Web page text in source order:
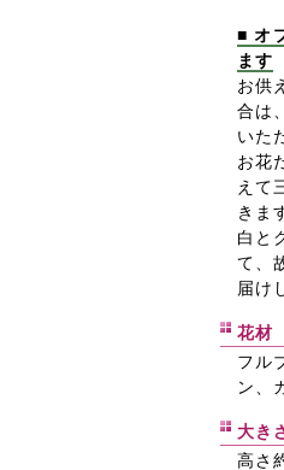
■ オ
ます
お供
合は
いた
お花
えて
きま
白と
て、
届け
花材
フル
ン、
大き
高さ